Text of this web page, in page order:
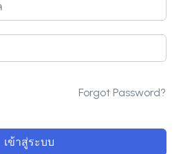
Forgot Password?
เข้าสู่ระบบ